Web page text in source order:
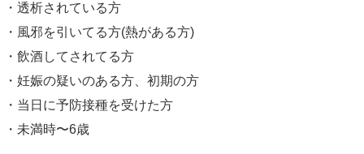
・透析されている方
・風邪を引いてる方(熱がある方)
・飲酒してされてる方
・妊娠の疑いのある方、初期の方
・当日に予防接種を受けた方
・未満時〜6歳